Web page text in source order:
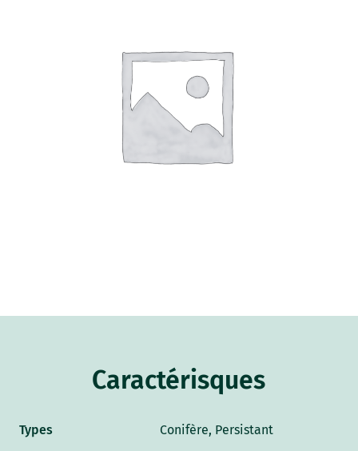
Caractérisques
Types Conifère, Persistant